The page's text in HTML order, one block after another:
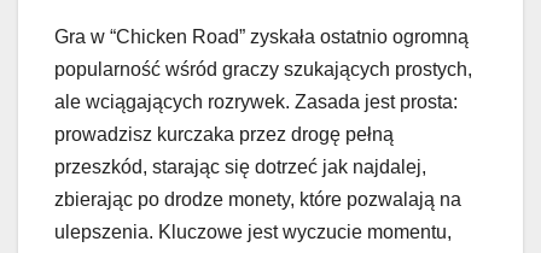
Gra w “Chicken Road” zyskała ostatnio ogromną
popularność wśród graczy szukających prostych,
ale wciągających rozrywek. Zasada jest prosta:
prowadzisz kurczaka przez drogę pełną
przeszkód, starając się dotrzeć jak najdalej,
zbierając po drodze monety, które pozwalają na
ulepszenia. Kluczowe jest wyczucie momentu,